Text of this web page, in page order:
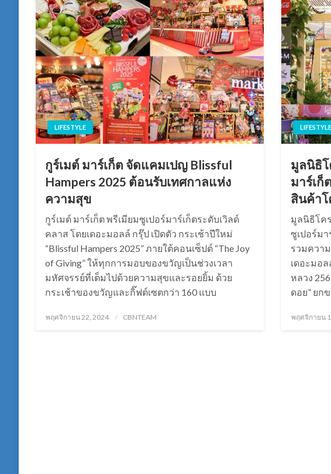
LIFESTYLE
กูร์เมต์ มาร์เก็ต จัดแคมเปญ Blissful
Hampers 2025 ต้อนรับเทศกาลแห่ง
ความสุข
กูร์เมต์ มาร์เก็ต พรีเมียมซูเปอร์มาร์เก็ตระดับเวิลด์
คลาส โดยเดอะมอลล์ กรุ๊ป เปิดตัว กระเช้าปีใหม่
“Blissful Hampers 2025” ภายใต้คอนเซ็ปต์ “The Joy
of Giving” ให้ทุกการมอบของขวัญเป็นช่วงเวลา
มหัศจรรย์ที่เต็มไปด้วยความสุขและรอยยิ้ม ด้วย
กระเช้าของขวัญและกิ๊ฟต์เซตกว่า 160 แบบ
Posted
พฤศจิกายน 22, 2024 CBNTEAM
LIFESTYLE
มูลนิธิโ
มาร์เก็
สินค้าโ
มูลนิธิโค
ซูเปอร์มา
รวมควา
เดอะมอ
หลวง
ดอย” ย
Posted
พฤศจิกายน